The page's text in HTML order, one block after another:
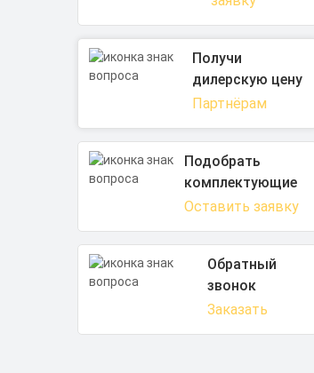
Получи
дилерскую цену
Партнёрам
Подобрать
комплектующие
Оставить заявку
Обратный
звонок
Заказать